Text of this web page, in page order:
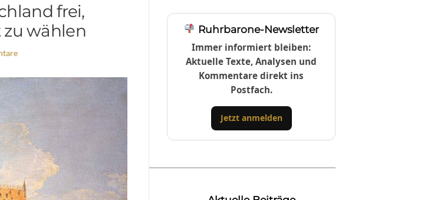
frei,
wählen
Ruhrbarone-Newsletter
Immer informiert bleiben:
Aktuelle Texte, Analysen und
Kommentare direkt ins
Postfach.
Jetzt anmelden